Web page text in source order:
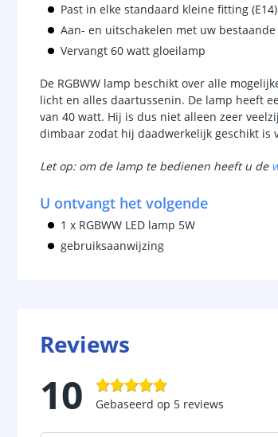
Past in elke standaard kleine fitting (E14)
Aan- en uitschakelen met uw
Vervangt 60 watt gloeilamp
De RGBWW lamp beschikt over alle
licht en alles daartussenin. De lamp heeft
van 40 watt. Hij is dus niet alleen zeer
dimbaar zodat hij daadwerkelijk geschikt is
Let op: om de lamp te bedienen heeft u de
U ontvangt het volgende
1 x RGBWW LED lamp 5W
gebruiksaanwijzing
Reviews
10 Gebaseerd op 5 reviews